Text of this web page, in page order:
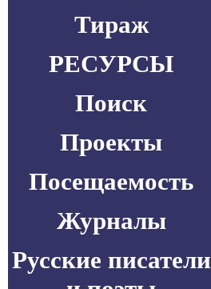
Тираж
РЕСУРСЫ
Поиск
Проекты
Посещаемость
Журналы
Русские писатели